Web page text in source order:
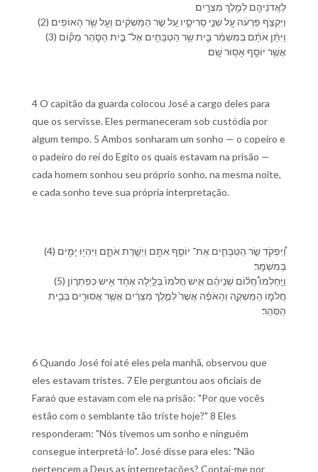
לַ⁠אֲדֹנֵי⁠הֶ֖ם לְ⁠מֶ֥לֶךְ מִצְרָֽיִם׃
(2) וַ⁠יִּקְצֹ֣ף פַּרְעֹ֔ה עַ֖ל שְׁנֵ֣י סָרִיסָ֑י⁠ו עַ֚ל שַׂ֣ר הַ⁠מַּשְׁקִ֔ים וְ⁠עַ֖ל שַׂ֥ר הָ⁠אוֹפִֽים׃
(3) וַ⁠יִּתֵּ֨ן אֹתָ֜⁠ם בְּ⁠מִשְׁמַ֗ר בֵּ֛ית שַׂ֥ר הַ⁠טַבָּחִ֖ים אֶל־ בֵּ֣ית הַ⁠סֹּ֑הַר מְק֕וֹם
אֲשֶׁ֥ר יוֹסֵ֖ף אָס֥וּר שָֽׁם׃
4 O capitão da guarda colocou José a cargo deles para
que os servisse. Eles permaneceram sob custódia por
algum tempo. 5 Ambos sonharam um sonho — o copeiro e
o padeiro do rei do Egito os quais estavam na prisão —
cada homem sonhou seu próprio sonho, na mesma noite,
e cada sonho teve sua própria interpretação.
(4) וַ֠⁠יִּפְקֹד שַׂ֣ר הַ⁠טַּבָּחִ֧ים אֶת־ יוֹסֵ֛ף אִתָּ֖⁠ם וַ⁠יְשָׁ֣רֶת אֹתָ֑⁠ם וַ⁠יִּהְי֥וּ יָמִ֖ים
בְּ⁠מִשְׁמָֽר׃
(5) וַ⁠יַּֽחַלְמוּ֩ חֲל֨וֹם שְׁנֵי⁠הֶ֜ם אִ֤ישׁ חֲלֹמ⁠וֹ֙ בְּ⁠לַ֣יְלָה אֶחָ֔ד אִ֖ישׁ כְּ⁠פִתְר֣וֹן
חֲלֹמ֑⁠וֹ הַ⁠מַּשְׁקֶ֣ה וְ⁠הָ⁠אֹפֶ֗ה אֲשֶׁר֙ לְ⁠מֶ֣לֶךְ מִצְרַ֔יִם אֲשֶׁ֥ר אֲסוּרִ֖ים בְּ⁠בֵ֥ית
הַ⁠סֹּֽהַר׃
6 Quando José foi até eles pela manhã, observou que
eles estavam tristes. 7 Ele perguntou aos oficiais de
Faraó que estavam com ele na prisão: "Por que vocês
estão com o semblante tão triste hoje?" 8 Eles
responderam: "Nós tivemos um sonho e ninguém
consegue interpretá-lo". José disse para eles: "Não
pertencem a Deus as interpretações? Contai-me por